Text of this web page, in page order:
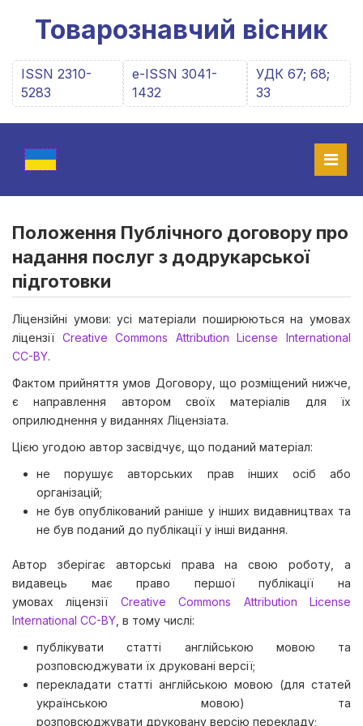
Товарознавчий вісник
ISSN 2310-
5283
e-ISSN 3041-
1432
УДК 67; 68;
33
Положення Публічного договору про
надання послуг з додрукарської
підготовки
Ліцензійні умови: усі матеріали поширюються на умовах
ліцензії Creative Commons Attribution License International
CC-BY.
Фактом прийняття умов Договору, що розміщений нижче,
є направлення автором своїх матеріалів для їх
оприлюднення у виданнях Ліцензіата.
Цією угодою автор засвідчує, що поданий матеріал:
не порушує авторських прав інших осіб або
організацій;
не був опублікований раніше у інших видавництвах та
не був поданий до публікації у інші видання.
Автор зберігає авторські права на свою роботу, а
видавець має право першої публікації на
умовах ліцензії Creative Commons Attribution License
International CC-BY , в тому числі:
публікувати статті англійською мовою та
розповсюджувати їх друковані версії;
перекладати статті англійською мовою (для статей
українською мовою) та
розповсюджувати друковану версію перекладу;